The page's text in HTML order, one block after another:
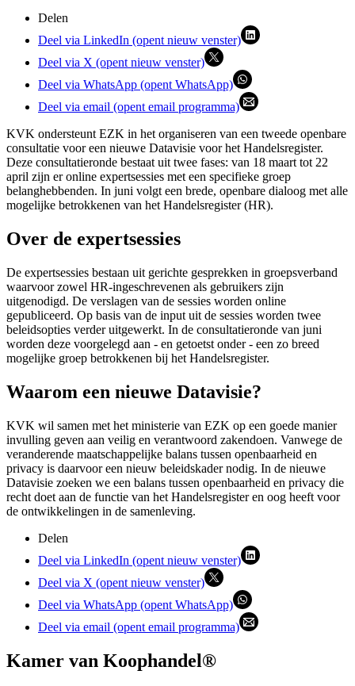
Delen
Deel via LinkedIn (opent nieuw venster)
Deel via X (opent nieuw venster)
Deel via WhatsApp (opent WhatsApp)
Deel via email (opent email programma)
KVK ondersteunt EZK in het organiseren van een tweede openbare
consultatie voor een nieuwe Datavisie voor het Handelsregister.
Deze consultatieronde bestaat uit twee fases: van 18 maart tot 22
april zijn er online expertsessies met een specifieke groep
belanghebbenden. In juni volgt een brede, openbare dialoog met alle
mogelijke betrokkenen van het Handelsregister (HR).
Over de expertsessies
De expertsessies bestaan uit gerichte gesprekken in groepsverband
waarvoor zowel HR-ingeschrevenen als gebruikers zijn
uitgenodigd. De verslagen van de sessies worden online
gepubliceerd. Op basis van de input uit de sessies worden twee
beleidsopties verder uitgewerkt. In de consultatieronde van juni
worden deze voorgelegd aan - en getoetst onder - een zo breed
mogelijke groep betrokkenen bij het Handelsregister.
Waarom een nieuwe Datavisie?
KVK wil samen met het ministerie van EZK op een goede manier
invulling geven aan veilig en verantwoord zakendoen. Vanwege de
veranderende maatschappelijke balans tussen openbaarheid en
privacy is daarvoor een nieuw beleidskader nodig. In de nieuwe
Datavisie zoeken we een balans tussen openbaarheid en privacy die
recht doet aan de functie van het Handelsregister en oog heeft voor
de ontwikkelingen in de samenleving.
Delen
Deel via LinkedIn (opent nieuw venster)
Deel via X (opent nieuw venster)
Deel via WhatsApp (opent WhatsApp)
Deel via email (opent email programma)
Kamer van Koophandel®